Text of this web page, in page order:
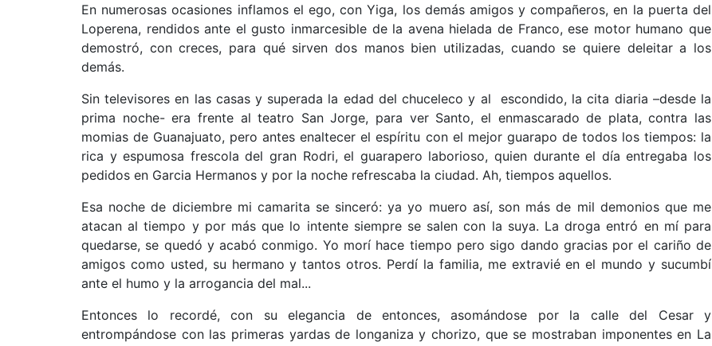
En numerosas ocasiones inflamos el ego, con Yiga, los demás amigos y compañeros, en la puerta del
Loperena, rendidos ante el gusto inmarcesible de la avena hielada de Franco, ese motor humano que
demostró, con creces, para qué sirven dos manos bien utilizadas, cuando se quiere deleitar a los
demás.
Sin televisores en las casas y superada la edad del chuceleco y al escondido, la cita diaria –desde la
prima noche- era frente al teatro San Jorge, para ver Santo, el enmascarado de plata, contra las
momias de Guanajuato, pero antes enaltecer el espíritu con el mejor guarapo de todos los tiempos: la
rica y espumosa frescola del gran Rodri, el guarapero laborioso, quien durante el día entregaba los
pedidos en Garcia Hermanos y por la noche refrescaba la ciudad. Ah, tiempos aquellos.
Esa noche de diciembre mi camarita se sinceró: ya yo muero así, son más de mil demonios que me
atacan al tiempo y por más que lo intente siempre se salen con la suya. La droga entró en mí para
quedarse, se quedó y acabó conmigo. Yo morí hace tiempo pero sigo dando gracias por el cariño de
amigos como usted, su hermano y tantos otros. Perdí la familia, me extravié en el mundo y sucumbí
ante el humo y la arrogancia del mal...
Entonces lo recordé, con su elegancia de entonces, asomándose por la calle del Cesar y
entrompándose con las primeras yardas de longaniza y chorizo, que se mostraban imponentes en La